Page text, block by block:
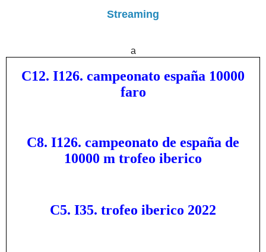
Streaming
a
C12. I126. campeonato españa 10000
faro
C8. I126. campeonato de españa de
10000 m trofeo iberico
C5. I35. trofeo iberico 2022